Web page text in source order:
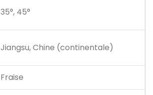
35°, 45°
Jiangsu, Chine (continentale)
Fraise